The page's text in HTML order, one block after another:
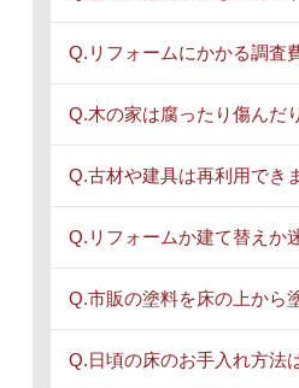
Q.リフォームにかかる調査
Q.木の家は腐ったり傷んだ
Q.古材や建具は再利用でき
Q.リフォームか建て替えか
Q.市販の塗料を床の上から
Q.日頃の床のお手入れ方法